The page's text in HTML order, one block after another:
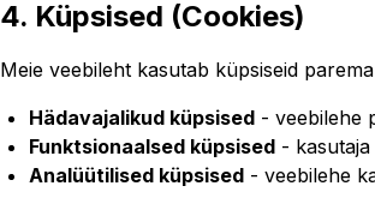
4. Küpsised (Cookies)
Meie veebileht kasutab küpsiseid
Hädavajalikud küpsised - veebilehe
Funktsionaalsed küpsised - kasutaja
Analüütilised küpsised - veebilehe